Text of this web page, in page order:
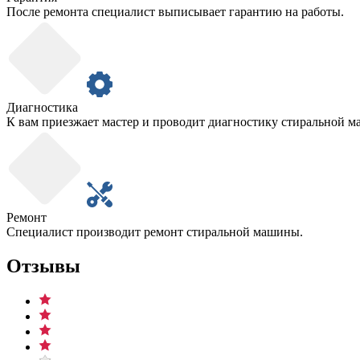
После ремонта специалист выписывает гарантию на работы.
Диагностика
К вам приезжает мастер и проводит диагностику стиральной
Ремонт
Специалист производит ремонт стиральной машины.
Отзывы